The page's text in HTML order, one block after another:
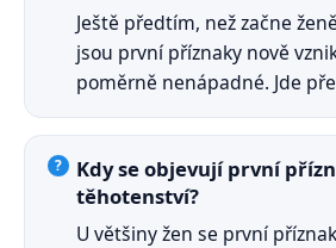
Ještě předtím, než začne
jsou první příznaky nově
poměrně nenápadné. Jde
Kdy se objevují první
těhotenství?
U většiny žen se první